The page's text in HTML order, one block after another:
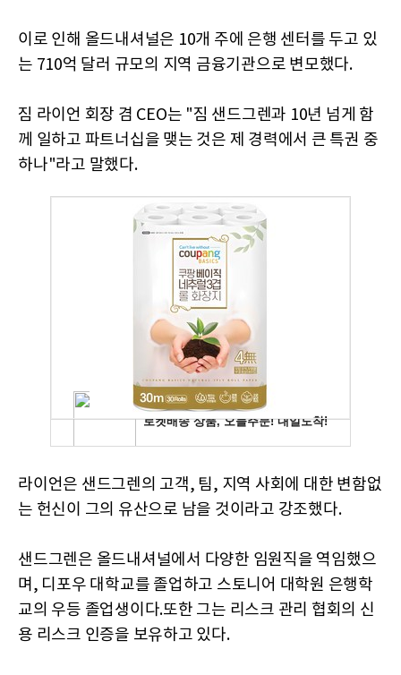
이로 인해 올드내셔널은 10개 주에 은행 센터를 두고 있
는 710억 달러 규모의 지역 금융기관으로 변모했다.
짐 라이언 회장 겸 CEO는 "짐 샌드그렌과 10년 넘게 함
께 일하고 파트너십을 맺는 것은 제 경력에서 큰 특권 중
하나"라고 말했다.
라이언은 샌드그렌의 고객, 팀, 지역 사회에 대한 변함없
는 헌신이 그의 유산으로 남을 것이라고 강조했다.
샌드그렌은 올드내셔널에서 다양한 임원직을 역임했으
며, 디포우 대학교를 졸업하고 스토니어 대학원 은행학
교의 우등 졸업생이다.또한 그는 리스크 관리 협회의 신
용 리스크 인증을 보유하고 있다.